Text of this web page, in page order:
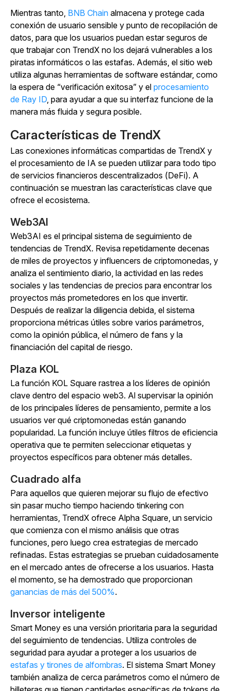
Mientras tanto, BNB Chain almacena y protege cada
conexión de usuario sensible y punto de recopilación de
datos, para que los usuarios puedan estar seguros de
que trabajar con TrendX no los dejará vulnerables a los
piratas informáticos o las estafas. Además, el sitio web
utiliza algunas herramientas de software estándar, como
la espera de “verificación exitosa” y el procesamiento
de Ray ID, para ayudar a que su interfaz funcione de la
manera más fluida y segura posible.
Características de TrendX
Las conexiones informáticas compartidas de TrendX y
el procesamiento de IA se pueden utilizar para todo tipo
de servicios financieros descentralizados (DeFi). A
continuación se muestran las características clave que
ofrece el ecosistema.
Web3AI
Web3AI es el principal sistema de seguimiento de
tendencias de TrendX. Revisa repetidamente decenas
de miles de proyectos y influencers de criptomonedas, y
analiza el sentimiento diario, la actividad en las redes
sociales y las tendencias de precios para encontrar los
proyectos más prometedores en los que invertir.
Después de realizar la diligencia debida, el sistema
proporciona métricas útiles sobre varios parámetros,
como la opinión pública, el número de fans y la
financiación del capital de riesgo.
Plaza KOL
La función KOL Square rastrea a los líderes de opinión
clave dentro del espacio web3. Al supervisar la opinión
de los principales líderes de pensamiento, permite a los
usuarios ver qué criptomonedas están ganando
popularidad. La función incluye útiles filtros de eficiencia
operativa que te permiten seleccionar etiquetas y
proyectos específicos para obtener más detalles.
Cuadrado alfa
Para aquellos que quieren mejorar su flujo de efectivo
sin pasar mucho tiempo haciendo tinkering con
herramientas, TrendX ofrece Alpha Square, un servicio
que comienza con el mismo análisis que otras
funciones, pero luego crea estrategias de mercado
refinadas. Estas estrategias se prueban cuidadosamente
en el mercado antes de ofrecerse a los usuarios. Hasta
el momento, se ha demostrado que proporcionan
ganancias de más del 500%.
Inversor inteligente
Smart Money es una versión prioritaria para la seguridad
del seguimiento de tendencias. Utiliza controles de
seguridad para ayudar a proteger a los usuarios de
estafas y tirones de alfombras. El sistema Smart Money
también analiza de cerca parámetros como el número de